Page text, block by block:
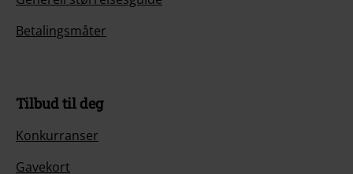
Betalingsmåter
Tilbud til deg
Konkurranser
Gavekort